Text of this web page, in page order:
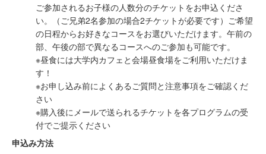
ご参加されるお子様の人数分のチケットをお申込くださ
い。（ご兄弟2名参加の場合2チケットが必要です）ご希望
の日程からお好きなコースをお選びいただけます。​午前の
部、午後の部で異なるコースへのご参加も可能です。
※昼食には大学内カフェと会場昼食場をご利用いただけま
す！
※お申し込み前によくあるご質問と​注意事項をご確認くだ
さい
※購入後にメールで送られるチケットを各プログラムの受
付でご提示ください
​申込み方法